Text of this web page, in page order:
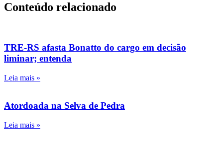
Conteúdo relacionado
TRE-RS afasta Bonatto do cargo em decisão
liminar; entenda
Leia mais »
Atordoada na Selva de Pedra
Leia mais »